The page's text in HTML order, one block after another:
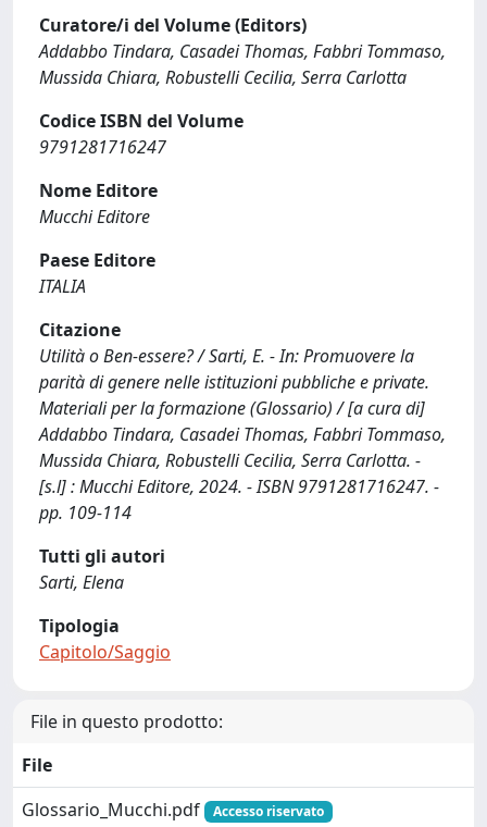
Curatore/i del Volume (Editors)
Addabbo Tindara, Casadei Thomas, Fabbri Tommaso,
Mussida Chiara, Robustelli Cecilia, Serra Carlotta
Codice ISBN del Volume
9791281716247
Nome Editore
Mucchi Editore
Paese Editore
ITALIA
Citazione
Utilità o Ben-essere? / Sarti, E. - In: Promuovere la
parità di genere nelle istituzioni pubbliche e private.
Materiali per la formazione (Glossario) / [a cura di]
Addabbo Tindara, Casadei Thomas, Fabbri Tommaso,
Mussida Chiara, Robustelli Cecilia, Serra Carlotta. -
[s.l] : Mucchi Editore, 2024. - ISBN 9791281716247. -
pp. 109-114
Tutti gli autori
Sarti, Elena
Tipologia
Capitolo/Saggio
File in questo prodotto:
File
Glossario_Mucchi.pdf
Accesso riservato